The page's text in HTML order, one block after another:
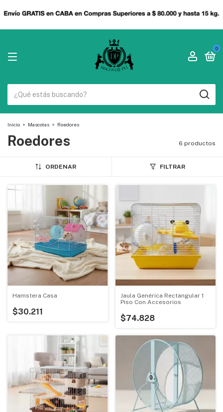
0
Inicio > Mascotas > Roedores
Roedores 6 productos
ORDENAR FILTRAR
Hamstera Casa
$30.211
Jaula Genérica Rectangular 1
Piso Con Accesorios
$74.828